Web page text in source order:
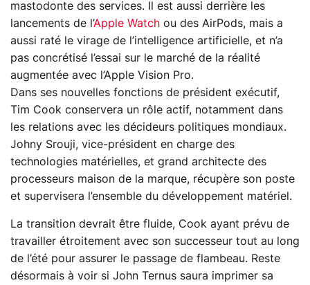
mastodonte des services. Il est aussi derrière les
lancements de l’Apple Watch ou des AirPods, mais a
aussi raté le virage de l’intelligence artificielle, et n’a
pas concrétisé l’essai sur le marché de la réalité
augmentée avec l’Apple Vision Pro.
Dans ses nouvelles fonctions de président exécutif,
Tim Cook conservera un rôle actif, notamment dans
les relations avec les décideurs politiques mondiaux.
Johny Srouji, vice-président en charge des
technologies matérielles, et grand architecte des
processeurs maison de la marque, récupère son poste
et supervisera l’ensemble du développement matériel.
La transition devrait être fluide, Cook ayant prévu de
travailler étroitement avec son successeur tout au long
de l’été pour assurer le passage de flambeau. Reste
désormais à voir si John Ternus saura imprimer sa